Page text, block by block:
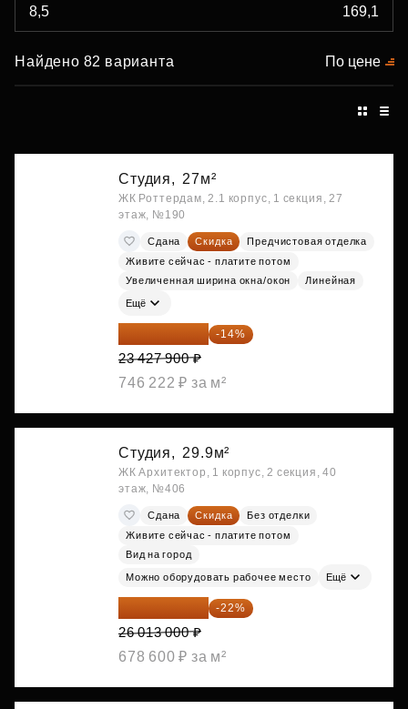
Найдено 82 варианта По цене
Студия, 27м²
ЖК Роттердам, 2.1 корпус, 1 секция, 27
этаж, №190
Сдана Скидка
Предчистовая отделка
Живите сейчас - платите потом
Увеличенная ширина окна/окон
Линейная
Ещё
20 147 994 ₽ -14%
23 427 900 ₽
746 222 ₽ за м²
Студия, 29.9м²
ЖК Архитектор, 1 корпус, 2 секция, 40
этаж, №406
Сдана Скидка
Без отделки
Живите сейчас - платите потом
Вид на город
Можно оборудовать рабочее место Ещё
20 290 140 ₽ -22%
26 013 000 ₽
678 600 ₽ за м²